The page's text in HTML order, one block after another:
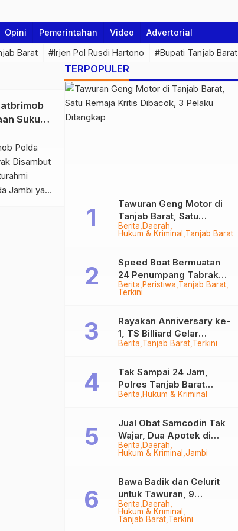
Opini Pemerintahan Video Advertorial
Barat #Irjen Pol Rusdi Hartono #Bupati Tanjab Barat
Suku
Polda
Disambut
Jambi yang
TERPOPULER
Berita Daerah
Hukum & Kriminal Tanjab Barat
Tawuran Geng Motor di
Tanjab Barat, Satu
Remaja Kritis Dibacok, 3
Pelaku Ditangkap
Berita Peristiwa Tanjab Barat
Terkini
Speed Boat Bermuatan
24 Penumpang Tabrak
Togok di Kuala Tungkal,
Berita Tanjab Barat Terkini
Rayakan Anniversary ke-
1, TS Billiard Gelar
Turnamen 9 Ball
Berita Hukum & Kriminal
Tak Sampai 24 Jam,
Polres Tanjab Barat
Ringkus Komplotan
Tungkal
Berita Daerah
Hukum & Kriminal Jambi
Jual Obat Samcodin Tak
Wajar, Dua Apotek di
Tanjab Barat Disegel
Berita Daerah
Hukum & Kriminal
Tanjab Barat Terkini
Bawa Badik dan Celurit
untuk Tawuran, 9
Anggota Geng Motor di
Tanjab Barat Diringkus